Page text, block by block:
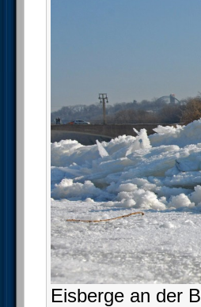
Eisberge an der